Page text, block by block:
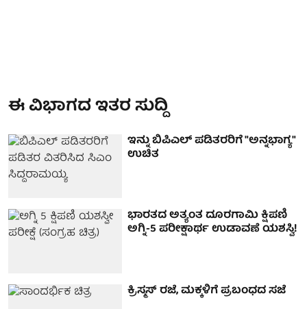
ಈ ವಿಭಾಗದ ಇತರ ಸುದ್ದಿ
ಇನ್ನು ಬಿಪಿಎಲ್ ಪಡಿತರರಿಗೆ "ಅನ್ನಭಾಗ್ಯ"
ಉಚಿತ
ಭಾರತದ ಅತ್ಯಂತ ದೂರಗಾಮಿ ಕ್ಷಿಪಣಿ
ಅಗ್ನಿ-5 ಪರೀಕ್ಷಾರ್ಥ ಉಡಾವಣೆ ಯಶಸ್ವಿ!
ಕ್ರಿಸ್ಮಸ್ ರಜೆ, ಮಕ್ಕಳಿಗೆ ಪ್ರಬಂಧದ ಸಜೆ